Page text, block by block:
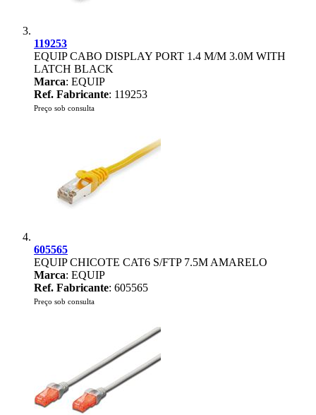
119253
EQUIP CABO DISPLAY PORT 1.4 M/M 3.0M WITH
LATCH BLACK
Marca: EQUIP
Ref. Fabricante: 119253
Preço sob consulta
605565
EQUIP CHICOTE CAT6 S/FTP 7.5M AMARELO
Marca: EQUIP
Ref. Fabricante: 605565
Preço sob consulta